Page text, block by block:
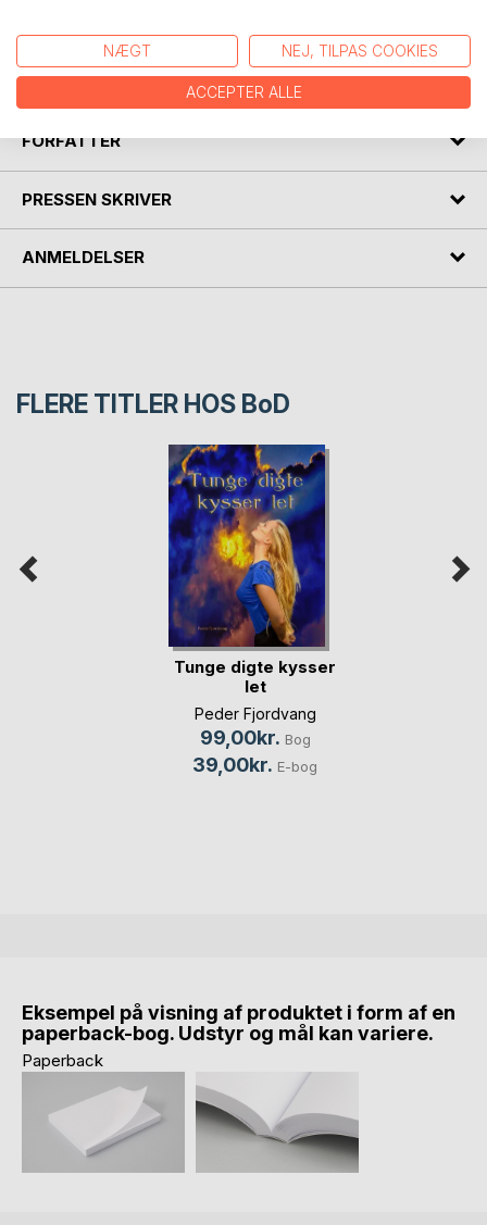
Livet bliver meget bedre med lidt humor på tilværelsen, så
hvorfor skal så mange digte så være triste, tænker
forfatteren.
FORFATTER
PRESSEN SKRIVER
ANMELDELSER
FLERE TITLER HOS BoD
Tunge digte kysser
let
Peder Fjordvang
99,00kr. Bog
39,00kr. E-bog
Eksempel på visning af produktet i form af en
paperback-bog. Udstyr og mål kan variere.
Paperback
NÆGT NEJ, TILPAS COOKIES
ACCEPTER ALLE